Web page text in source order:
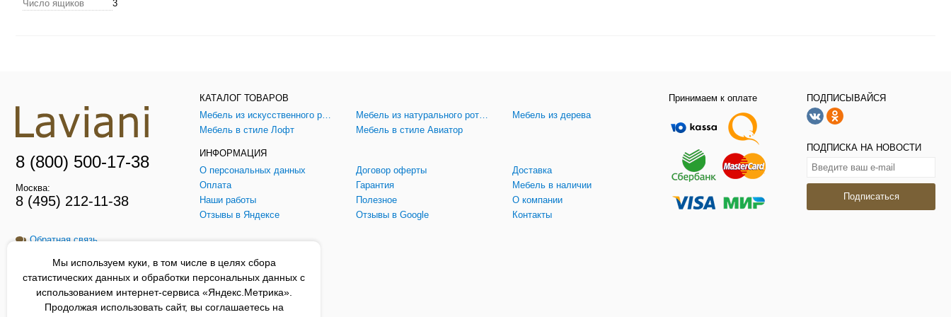
Число ящиков 3
Мы используем куки, в том числе в целях сбора
статистических данных и обработки персональных данных с
использованием интернет-сервиса «Яндекс.Метрика».
Продолжая использовать сайт, вы соглашаетесь на
8 (800) 500-17-38
Москва:
8 (495) 212-11-38
Обратная связь
Заказать звонок
КАТАЛОГ ТОВАРОВ
Мебель из натурального ротанга
Мебель из дерева
Мебель в стиле Лофт
Мебель в стиле Авиатор
ИНФОРМАЦИЯ
О персональных данных
Договор оферты
Доставка
Оплата
Гарантия
Мебель в наличии
Наши работы
Полезное
О компании
Отзывы в Яндексе
Отзывы в Google Контакты
Принимаем к оплате ПОДПИСЫВАЙСЯ
ПОДПИСКА НА НОВОСТИ
Подписаться